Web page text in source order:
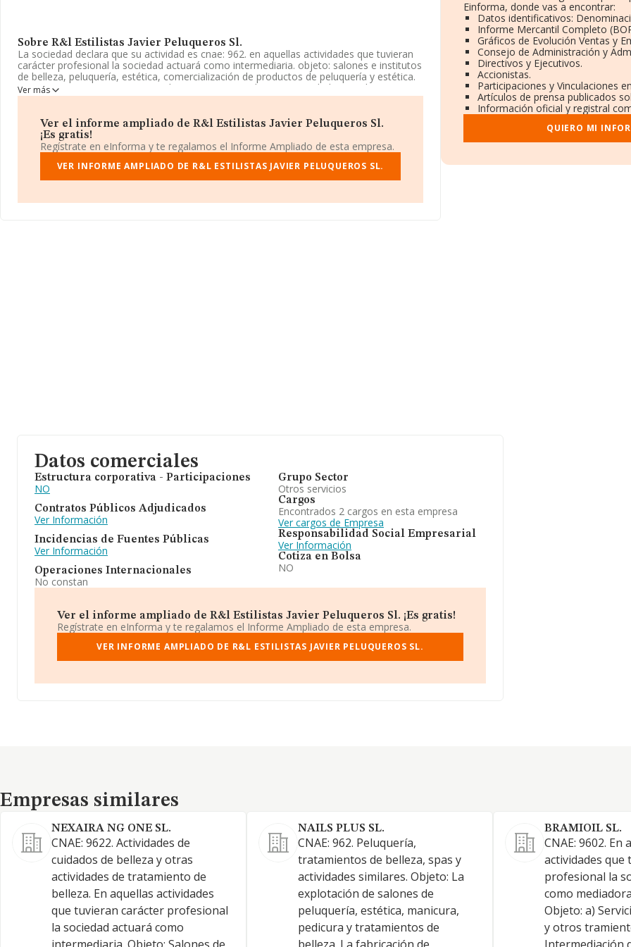
Sobre R&l Estilistas Javier Peluqueros Sl.
La sociedad declara que su actividad es cnae: 962. en aquellas actividades que tuvieran
carácter profesional la sociedad actuará como intermediaria. objeto: salones e institutos
de belleza, peluquería, estética, comercialización de productos de peluquería y estética.
La empresa aparece inscrita en el Registro Mercantil como Sociedad Limitada. Tiene
CNAE: 9621 - '%cnae%'. La empresa no tiene actividad en mercados exteriores.
Su teléfono es 985628422 y puedes consultar su página web aquí:
www.rlestilistasjavierpeluqueros.com
La empresa españolaR&l Estilistas Javier Peluqueros S.L, CIF B75988030, tiene
domicilio fiscal en Avenida De Galicia núm. 8, (33740), Tapia De Casariego, Asturias.
sector, a nivel nacional la facturación asciende a 868 millones de euros y se calcula un
Ver más
Ver el informe ampliado de R&l Estilistas Javier Peluqueros Sl.
¡Es gratis!
Regístrate en eInforma y te regalamos el Informe Ampliado de esta empresa.
VER INFORME AMPLIADO DE R&L ESTILISTAS JAVIER PELUQUEROS SL.
Einforma, donde vas a encontrar:
Datos identificativos:
Informe Mercantil Completo
Gráficos de Evolución Ventas y
Consejo de Administración y
Directivos y Ejecutivos.
Accionistas.
Participaciones y Vinculaciones
Artículos de prensa publicados
Información oficial y registral
QUIERO MI
Datos comerciales
Estructura corporativa - Participaciones
NO
Contratos Públicos Adjudicados
Ver Información
Incidencias de Fuentes Públicas
Ver Información
Operaciones Internacionales
No constan
Grupo Sector
Otros servicios
Cargos
Encontrados 2 cargos en esta empresa
Ver cargos de Empresa
Responsabilidad Social Empresarial
Ver Información
Cotiza en Bolsa
NO
Ver el informe ampliado de R&l Estilistas Javier Peluqueros Sl. ¡Es gratis!
Regístrate en eInforma y te regalamos el Informe Ampliado de esta empresa.
VER INFORME AMPLIADO DE R&L ESTILISTAS JAVIER PELUQUEROS SL.
Empresas similares
Empresas similares
NEXAIRA NG ONE SL.
CNAE: 9622. Actividades de
cuidados de belleza y otras
actividades de tratamiento de
belleza. En aquellas actividades
que tuvieran carácter profesional
la sociedad actuará como
NAILS PLUS SL.
CNAE: 962. Peluquería,
tratamientos de belleza, spas y
actividades similares. Objeto: La
explotación de salones de
peluquería, estética, manicura,
pedicura y tratamientos de
BRAMIOIL SL.
CNAE: 9602. En
actividades que
profesional la
como
Objeto: a)
y otros